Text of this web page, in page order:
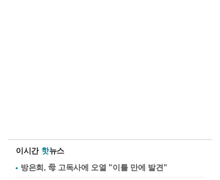
이시간 핫뉴스
방은희, 母 고독사에 오열 "이틀 만에 발견"